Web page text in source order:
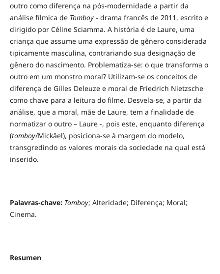
outro como diferença na pós-modernidade a partir da
análise fílmica de Tomboy- drama francês de 2011, escrito e
dirigido por Céline Sciamma. A história é de Laure, uma
criança que assume uma expressão de gênero considerada
tipicamente masculina, contrariando sua designação de
gênero do nascimento. Problematiza-se: o que transforma o
outro em um monstro moral? Utilizam-se os conceitos de
diferença de Gilles Deleuze e moral de Friedrich Nietzsche
como chave para a leitura do filme. Desvela-se, a partir da
análise, que a moral, mãe de Laure, tem a finalidade de
normatizar o outro – Laure -, pois este, enquanto diferença
(tomboy/Mickäel), posiciona-se à margem do modelo,
transgredindo os valores morais da sociedade na qual está
inserido.
Palavras-chave: Tomboy; Alteridade; Diferença; Moral;
Cinema.
Resumen